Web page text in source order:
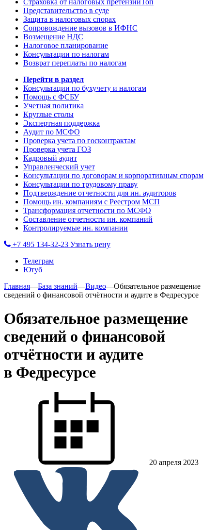
Страховка от налоговых претензийТоп
Представительство в суде
Защита в налоговых спорах
Сопровождение вызовов в ИФНС
Возмещение НДС
Налоговое планирование
Консультации по налогам
Возврат переплаты по налогам
Перейти в раздел
Консультации по бухучету и налогам
Помощь с ФСБУ
Учетная политика
Круглые столы
Экспертная поддержка
Аудит по МСФО
Проверка учета по госконтрактам
Проверка учета ГОЗ
Кадровый аудит
Управленческий учет
Консультации по договорам и корпоративным спорам
Консультации по трудовому праву
Подтверждение отчетности для ин. аудиторов
Помощь ин. компаниям с Реестром МСП
Трансформация отчетности по МСФО
Составление отчетности ин. компаний
Контролируемые ин. компании
+7 495 134-32-23 Узнать цену
Телеграм
Ютуб
Главная—База знаний—Видео—Обязательное размещение
сведений о финансовой отчётности и аудите в Федресурсе
Обязательное размещение
сведений о финансовой
отчётности и аудите
в Федресурсе
20 апреля 2023